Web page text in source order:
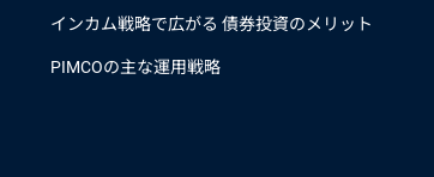
インカム戦略で広がる 債券投資のメリット
PIMCOの主な運用戦略